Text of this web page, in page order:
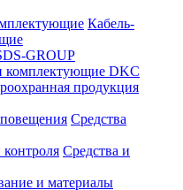
Кабель-
GROUP
комплектующие DKC
продукция
Средства
Средства и